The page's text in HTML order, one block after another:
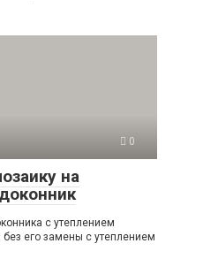
0
на
с утеплением
без его замены с утеплением